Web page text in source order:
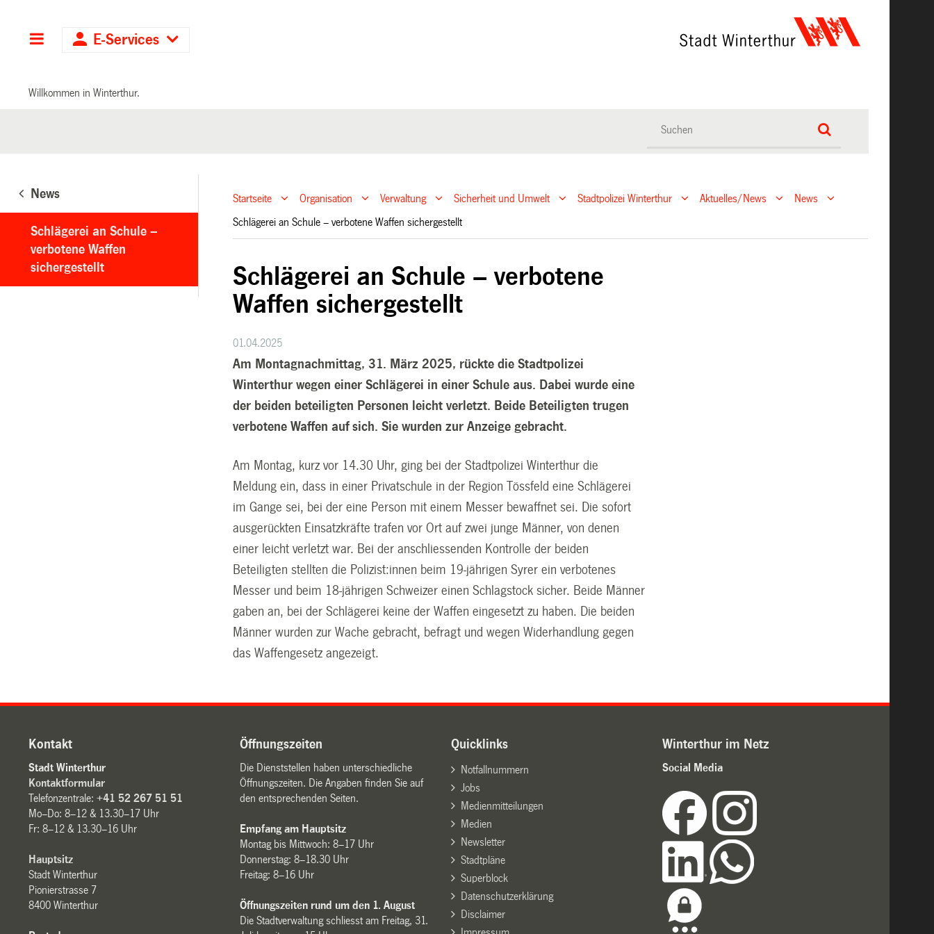
Hauptnavigation
E-Services
Willkommen in Winterthur.
News
Schlägerei an Schule –
verbotene Waffen
sichergestellt
Startseite Organisation Verwaltung Sicherheit und Umwelt Stadtpolizei Winterthur Aktuelles/News
News
Schlägerei an Schule – verbotene Waffen sichergestellt
Schlägerei an Schule – verbotene
Waffen sichergestellt
01.04.2025
Am Montagnachmittag, 31. März 2025, rückte die Stadtpolizei
Winterthur wegen einer Schlägerei in einer Schule aus. Dabei wurde eine
der beiden beteiligten Personen leicht verletzt. Beide Beteiligten trugen
verbotene Waffen auf sich. Sie wurden zur Anzeige gebracht.
Am Montag, kurz vor 14.30 Uhr, ging bei der Stadtpolizei Winterthur die
Meldung ein, dass in einer Privatschule in der Region Tössfeld eine Schlägerei
im Gange sei, bei der eine Person mit einem Messer bewaffnet sei. Die sofort
ausgerückten Einsatzkräfte trafen vor Ort auf zwei junge Männer, von denen
einer leicht verletzt war. Bei der anschliessenden Kontrolle der beiden
Beteiligten stellten die Polizist:innen beim 19-jährigen Syrer ein verbotenes
Messer und beim 18-jährigen Schweizer einen Schlagstock sicher. Beide Männer
gaben an, bei der Schlägerei keine der Waffen eingesetzt zu haben. Die beiden
Männer wurden zur Wache gebracht, befragt und wegen Widerhandlung gegen
das Waffengesetz angezeigt.
Kontakt
Stadt Winterthur
Kontaktformular
Telefonzentrale:+41 52 267 51 51
Mo–Do: 8–12 & 13.30–17 Uhr
Fr: 8–12 & 13.30–16 Uhr
Hauptsitz
Stadt Winterthur
Pionierstrasse 7
8400 Winterthur
Öffnungszeiten
Die Dienststellen haben unterschiedliche
Öffnungszeiten. Die Angaben finden Sie auf
den entsprechenden Seiten.
Empfang am Hauptsitz
Montag bis Mittwoch: 8–17 Uhr
Donnerstag: 8–18.30 Uhr
Freitag: 8–16 Uhr
Öffnungszeiten rund um den 1. August
Die Stadtverwaltung schliesst am Freitag, 31.
Quicklinks
Notfallnummern
Jobs
Medienmitteilungen
Medien
Newsletter
Stadtpläne
Superblock
Datenschutzerklärung
Disclaimer
Winterthur im Netz
Social Media